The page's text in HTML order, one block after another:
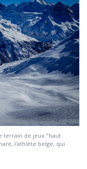
terrain de jeux "haut
l'athlète belge, qui